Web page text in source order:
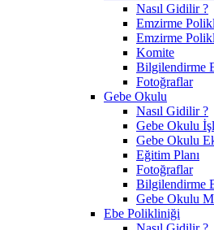
Nasıl Gidilir ?
Emzirme
Emzirme
Komite
Bilgilendirme
Fotoğraflar
Gebe Okulu
Nasıl Gidilir ?
Gebe Okulu
Gebe Okulu
Eğitim Planı
Fotoğraflar
Bilgilendirme
Gebe Okulu
Ebe Polikliniği